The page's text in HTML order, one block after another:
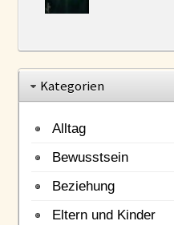
Kategorien
Alltag
Bewusstsein
Beziehung
Eltern und Kinder